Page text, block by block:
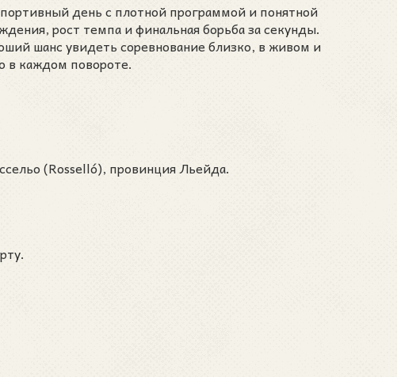
день с плотной программой и понятной
рост темпа и финальная борьба за секунды.
шанс увидеть соревнование близко, в живом и
в каждом повороте.
(Rosselló), провинция Льейда.